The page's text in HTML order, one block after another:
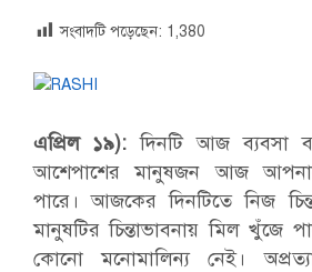
সংবাদটি পড়েছেন: 1,380
এপ্রিল ১৯): দিনটি আজ ব্যবসা
আশেপাশের মানুষজন আজ
পারে। আজকের দিনটিতে নিজ
মানুষটির চিন্তাভাবনায় মিল খুঁজে
কোনো মনোমালিন্য নেই।